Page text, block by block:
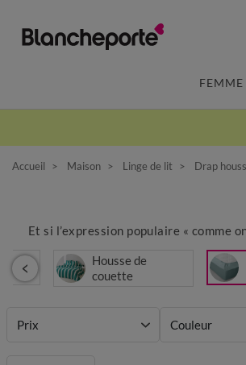
FEMME
Accueil Maison Linge de lit Drap
Et si l’expression populaire « comme
Housse de
couette
Prix Couleur